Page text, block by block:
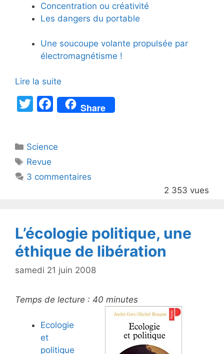
Concentration ou créativité
Les dangers du portable
Une soucoupe volante propulsée par
électromagnétisme !
Lire la suite
T
er
F
a
e
o
Share
Catégories
Science
Étiquettes
Revue
3 commentaires
2 353 vues
L’écologie politique, une
éthique de libération
samedi 21 juin 2008
Temps de lecture : 40 minutes
Ecologie
et
politique